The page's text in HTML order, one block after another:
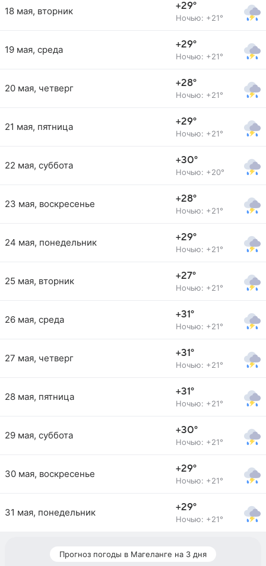
18 мая, вторник +29°
Ночью: +21°
19 мая, среда +29°
Ночью: +21°
20 мая, четверг +28°
Ночью: +21°
21 мая, пятница +29°
Ночью: +21°
22 мая, суббота +30°
Ночью: +20°
23 мая, воскресенье +28°
Ночью: +21°
24 мая, понедельник +29°
Ночью: +21°
25 мая, вторник +27°
Ночью: +21°
26 мая, среда +31°
Ночью: +21°
27 мая, четверг +31°
Ночью: +21°
28 мая, пятница +31°
Ночью: +21°
29 мая, суббота +30°
Ночью: +21°
30 мая, воскресенье +29°
Ночью: +21°
31 мая, понедельник +29°
Ночью: +21°
Прогноз погоды в Магеланге на 3 дня